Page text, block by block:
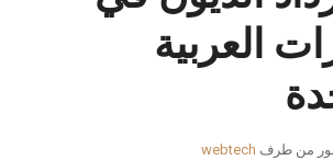
العربية
من طرف webtech